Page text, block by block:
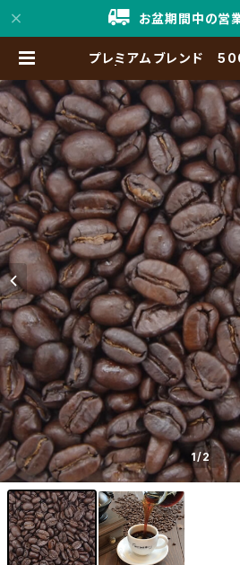
お盆期間中の営
プレミアムブレンド
1/2